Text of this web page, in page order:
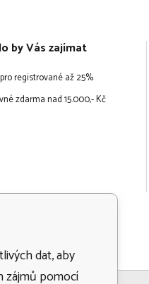
by Vás zajímat
registrované až 25%
zdarma nad 15.000,- Kč
dat, aby
zájmů pomocí